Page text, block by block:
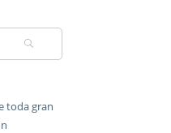
toda gran